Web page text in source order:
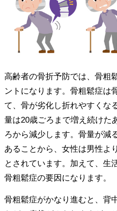
高齢者の骨折予防では、骨粗
ントになります。骨粗鬆症は
て、骨が劣化し折れやすくな
量は20歳ごろまで増え続けた
ろから減少します。骨量が減
あることから、女性は男性よ
とされています。加えて、生
骨粗鬆症の要因になります。
骨粗鬆症がかなり進むと、背